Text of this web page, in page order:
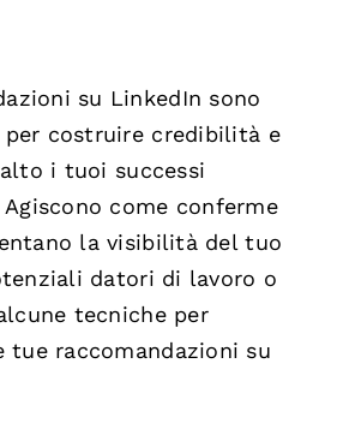
su LinkedIn sono
costruire credibilità e
i tuoi successi
come conferme
la visibilità del tuo
datori di lavoro o
tecniche per
tue raccomandazioni su